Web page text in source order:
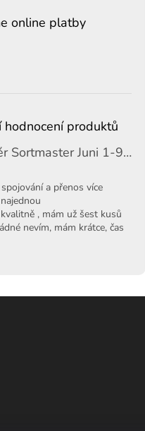
online platby
hodnocení produktů
Organizér Sortmaster Juni 1-97-483
produktu je 5 z 5 hvězdiček.
a přenos více
, mám už šest kusů
nevím, mám krátce, čas